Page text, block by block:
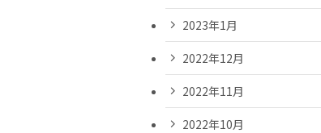
2023年1月
2022年12月
2022年11月
2022年10月